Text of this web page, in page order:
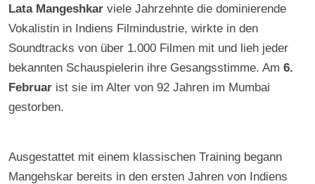
Lata Mangeshkar viele Jahrzehnte die dominierende
Vokalistin in Indiens Filmindustrie, wirkte in den
Soundtracks von über 1.000 Filmen mit und lieh jeder
bekannten Schauspielerin ihre Gesangsstimme. Am6.
Februar ist sie im Alter von 92 Jahren im Mumbai
gestorben.
Ausgestattet mit einem klassischen Training begann
Mangehskar bereits in den ersten Jahren von Indiens